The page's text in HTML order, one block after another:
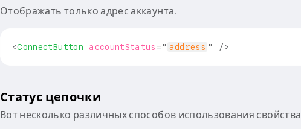
Отображать только адрес аккаунта.
<ConnectButton accountStatus=" address " />
Статус цепочки
Вот несколько различных способов использования свойства